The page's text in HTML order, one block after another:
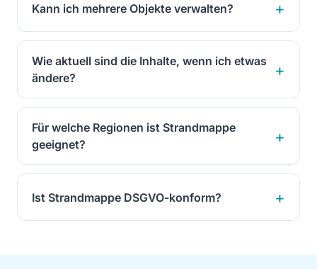
Kann ich mehrere Objekte verwalten?
Wie aktuell sind die Inhalte, wenn ich etwas
ändere?
Für welche Regionen ist Strandmappe
geeignet?
Ist Strandmappe DSGVO-konform?